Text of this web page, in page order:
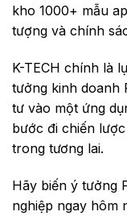
kho 1000+ mẫu
tượng và chính
K-TECH chính là
tưởng kinh doanh
tư vào một ứng
bước đi chiến
trong tương lai.
Hãy biến ý tưởng
nghiệp ngay hôm